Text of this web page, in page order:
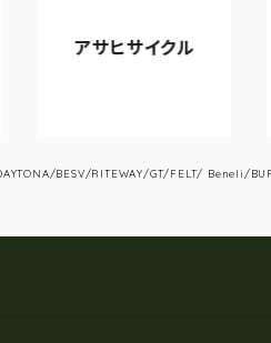
アサヒサイクル
BESV/RITEWAY/GT/FELT/ Beneli/